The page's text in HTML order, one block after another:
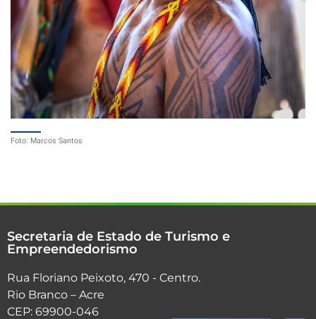
Foto: Marcos Santos
Secretaria de Estado de Turismo e
Empreendedorismo
Rua Floriano Peixoto, 470 - Centro.
Rio Branco – Acre
CEP: 69900-046